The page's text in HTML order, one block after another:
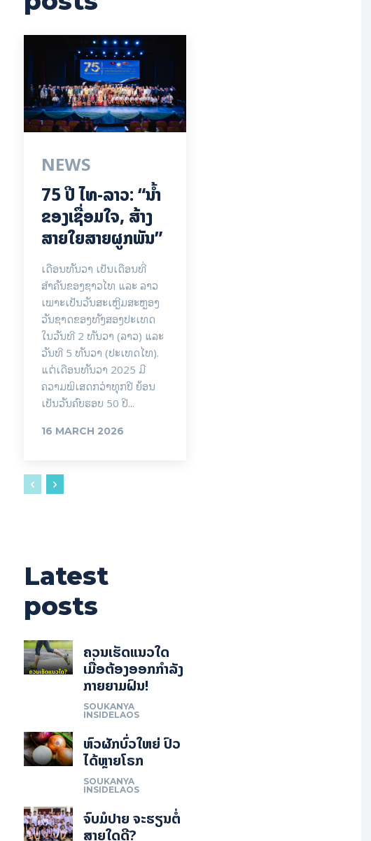
NEWS
75 ປີ ​ໄທ-ລາວ: “​ນ້ຳ​
ຂອງ​ເຊື່ອມ​​ໃຈ, ສ້າງ
ສາຍໃຍ​ສາຍຜູກພັນ”
ເດືອນທັນວາ ເປັນເດືອນທີ່
ສຳຄັນຂອງຊາວໄທ ແລະ ລາວ
ເພາະເປັນວັນສະເຫຼີມສະຫຼອງ
ວັນຊາດຂອງທັງສອງປະເທດ
ໃນວັນທີ 2 ທັນວາ (ລາວ) ແລະ
ວັນທີ 5 ທັນວາ (ປະເທດໄທ).
ແຕ່ເດືອນທັນວາ 2025 ມີ
ຄວາມພິເສດກວ່າທຸກປີ ຍ້ອນ
ເປັນວັນຄົບຮອບ 50 ປີ...
16 MARCH 2026
Latest
posts
ຄວນເຮັດແນວໃດ
ເມື່ອຕ້ອງອອກກຳລັງ
ກາຍຍາມຝົນ!
SOUKANYA
INSIDELAOS
ຫົວຜັກບົ່ວໃຫຍ່ ປົວ
ໄດ້ຫຼາຍໂຣກ
SOUKANYA
INSIDELAOS
ຈົບມໍປາຍ ຈະຮຽນຕໍ່
ສາຍໃດດີ?